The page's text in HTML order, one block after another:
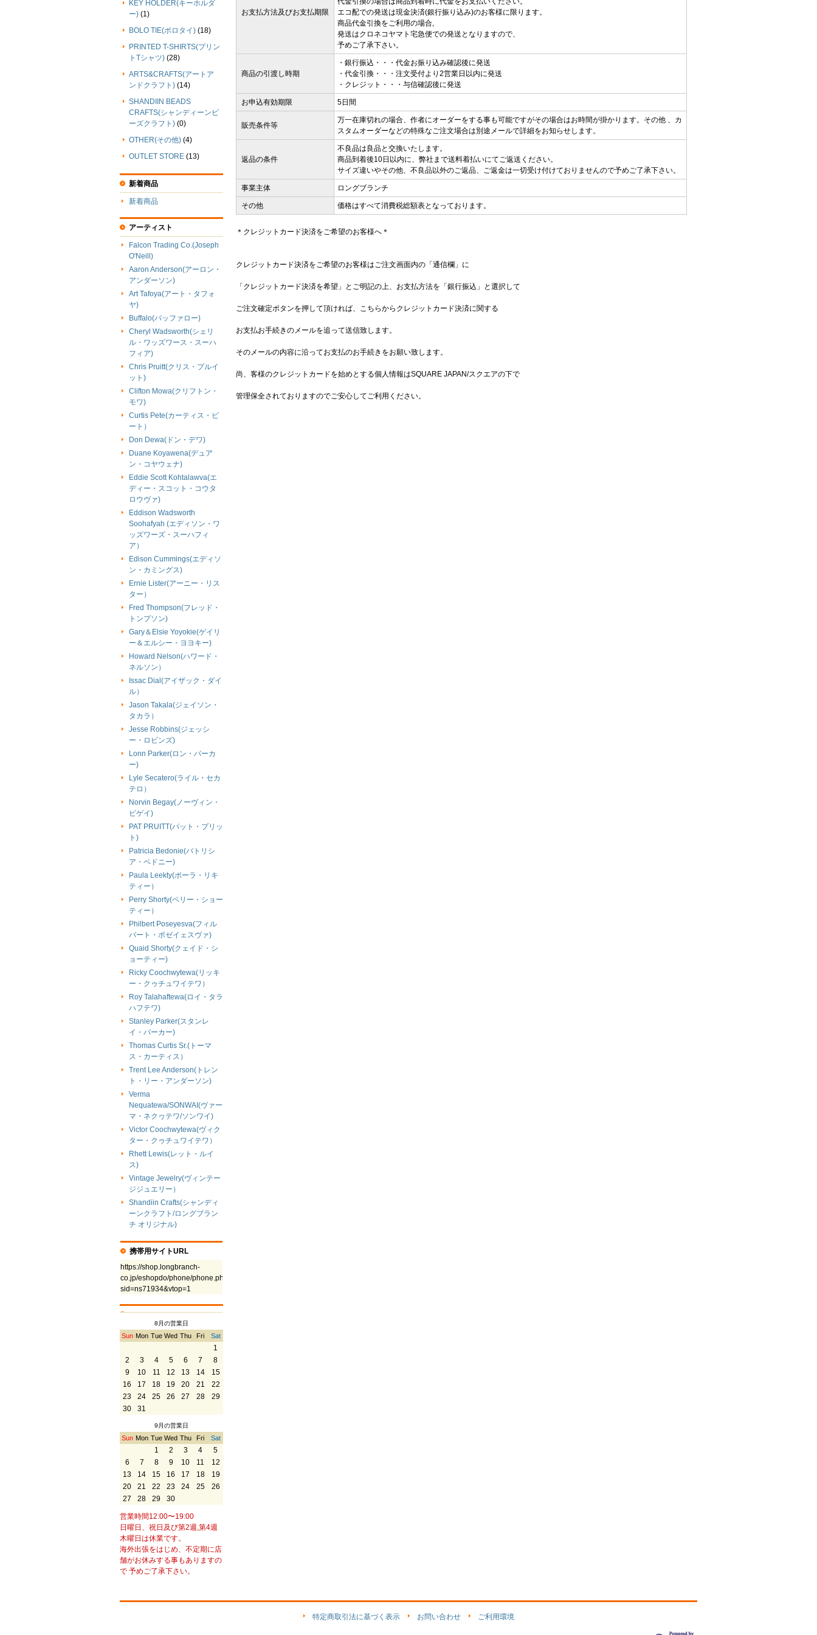
お支払方法及びお支払期限
エコ配での発送は現金決済(銀行振り込み)のお客様に限ります。
商品代金引換をご利用の場合,
発送はクロネコヤマト宅急便での発送となりますので、
予めご了承下さい。
商品の引渡し時期
・銀行振込・・・代金お振り込み確認後に発送
・代金引換・・・注文受付より2営業日以内に発送
・クレジット・・・与信確認後に発送
お申込有効期限 5日間
販売条件等
万一在庫切れの場合、作者にオーダーをする事も可能ですがその場合はお時間が掛かります。その他 、カ
スタムオーダーなどの特殊なご注文場合は別途メールで詳細をお知らせします。
返品の条件
不良品は良品と交換いたします。
商品到着後10日以内に、弊社まで送料着払いにてご返送ください。
サイズ違いやその他、不良品以外のご返品、ご返金は一切受け付けておりませんので予めご了承下さい。
事業主体 ロングブランチ
その他 価格はすべて消費税総額表となっております。
＊クレジットカード決済をご希望のお客様へ＊
クレジットカード決済をご希望のお客様はご注文画面内の「通信欄」に
「クレジットカード決済を希望」とご明記の上、お支払方法を「銀行振込」と選択して
ご注文確定ボタンを押して頂ければ、こちらからクレジットカード決済に関する
お支払お手続きのメールを追って送信致します。
そのメールの内容に沿ってお支払のお手続きをお願い致します。
尚、客様のクレジットカードを始めとする個人情報はSQUARE JAPAN/スクエアの下で
管理保全されておりますのでご安心してご利用ください。
KEY HOLDER(キーホルダ
ー) (1)
BOLO TIE(ボロタイ) (18)
PRINTED T-SHIRTS(プリン
トTシャツ) (28)
ARTS&CRAFTS(アートア
ンドクラフト) (14)
SHANDIIN BEADS
CRAFTS(シャンディーンビ
ーズクラフト) (0)
OTHER(その他) (4)
OUTLET STORE (13)
新着商品
新着商品
アーティスト
Falcon Trading Co.(Joseph
O'Neill)
Aaron Anderson(アーロン・
アンダーソン)
Art Tafoya(アート・タフォ
ヤ)
Buffalo(バッファロー)
Cheryl Wadsworth(シェリ
ル・ワッズワース・スーハ
フィア)
Chris Pruitt(クリス・プルイ
ット)
Clifton Mowa(クリフトン・
モワ)
Curtis Pete(カーティス・ピ
ート）
Don Dewa(ドン・デワ)
Duane Koyawena(デュア
ン・コヤウェナ)
Eddie Scott Kohtalawva(エ
ディー・スコット・コウタ
ロウヴァ)
Eddison Wadsworth
Soohafyah (エディソン・ワ
ッズワーズ・スーハフィ
ア）
Edison Cummings(エディソ
ン・カミングス)
Ernie Lister(アーニー・リス
ター）
Fred Thompson(フレッド・
トンプソン)
Gary＆Elsie Yoyokie(ゲイリ
ー＆エルシー・ヨヨキー)
Howard Nelson(ハワード・
ネルソン）
Issac Dial(アイザック・ダイ
ル）
Jason Takala(ジェイソン・
タカラ）
Jesse Robbins(ジェッシ
ー・ロビンズ)
Lonn Parker(ロン・パーカ
ー)
Lyle Secatero(ライル・セカ
テロ）
Norvin Begay(ノーヴィン・
ビゲイ)
PAT PRUITT(パット・プリッ
ト)
Patricia Bedonie(パトリシ
ア・ベドニー)
Paula Leekty(ポーラ・リキ
ティー）
Perry Shorty(ペリー・ショー
ティー）
Philbert Poseyesva(フィル
バート・ポゼイェスヴァ)
Quaid Shorty(クェイド・シ
ョーティー)
Ricky Coochwytewa(リッキ
ー・クゥチュワイテワ）
Roy Talahaftewa(ロイ・タラ
ハフテワ)
Stanley Parker(スタンレ
イ・パーカー)
Thomas Curtis Sr.(トーマ
ス・カーティス）
Trent Lee Anderson(トレン
ト・リー・アンダーソン)
Verma
Nequatewa/SONWAI(ヴァー
マ・ネクヮテワ/ソンワイ)
Victor Coochwytewa(ヴィク
ター・クゥチュワイテワ）
Rhett Lewis(レット・ルイ
ス)
Vintage Jewelry(ヴィンテー
ジジュエリー）
Shandiin Crafts(シャンディ
ーンクラフト/ロングブラン
チ オリジナル)
携帯用サイトURL
https://shop.longbranch-
co.jp/eshopdo/phone/phone.php?
sid=ns71934&vtop=1
8月の営業日
Sun Mon Tue Wed Thu Fri Sat
1
2
3 4 5 6 7
8
9
10 11 12 13 14
15
16
17 18 19 20 21
22
23
24 25 26 27 28
29
30
31
9月の営業日
Sun Mon Tue Wed Thu Fri Sat
1 2 3 4
5
6
7 8 9 10 11
12
13
14 15 16 17 18
19
20
21 22 23 24 25
26
27
28 29 30
営業時間12:00〜19:00
日曜日、祝日及び第2週,第4週
木曜日は休業です。
海外出張をはじめ、不定期に店
舗がお休みする事もありますの
で 予めご了承下さい。
特定商取引法に基づく表示 お問い合わせ ご利用環境